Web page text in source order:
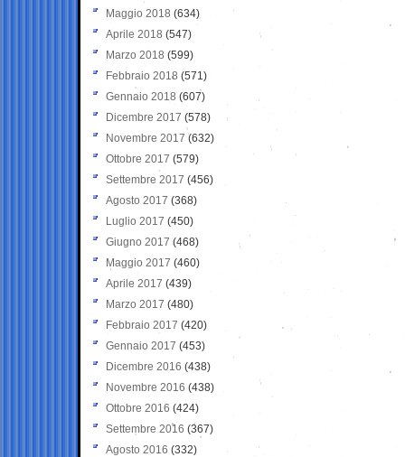
Maggio 2018 (634)
Aprile 2018 (547)
Marzo 2018 (599)
Febbraio 2018 (571)
Gennaio 2018 (607)
Dicembre 2017 (578)
Novembre 2017 (632)
Ottobre 2017 (579)
Settembre 2017 (456)
Agosto 2017 (368)
Luglio 2017 (450)
Giugno 2017 (468)
Maggio 2017 (460)
Aprile 2017 (439)
Marzo 2017 (480)
Febbraio 2017 (420)
Gennaio 2017 (453)
Dicembre 2016 (438)
Novembre 2016 (438)
Ottobre 2016 (424)
Settembre 2016 (367)
Agosto 2016 (332)